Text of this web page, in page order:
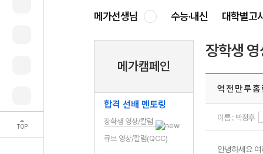
TOP
메가선생님 수능·내신 대학별고
메가캠페인
합격 선배 멘토링
장학생 영상/칼럼
큐브 영상/칼럼(QCC)
장학생
역 전 만 루 홈
이름 : 박정후
안녕하세요 여